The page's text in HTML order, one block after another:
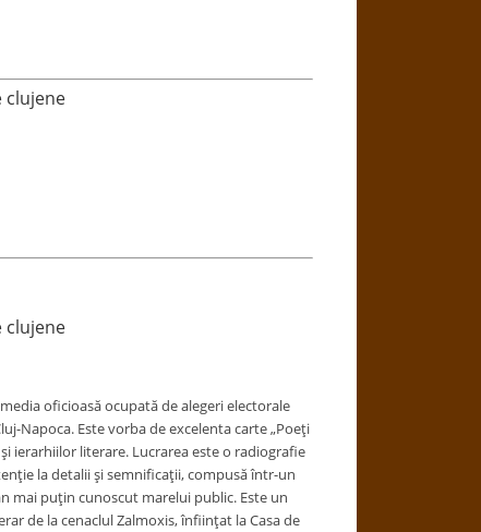
clujene
clujene
oficioasă ocupată de alegeri electorale
Napoca. Este vorba de excelenta carte „Poeţi
ierarhiilor literare. Lucrarea este o radiografie
la detalii şi semnificaţii, compusă într-un
mai puţin cunoscut marelui public. Este un
de la cenaclul Zalmoxis, înfiinţat la Casa de